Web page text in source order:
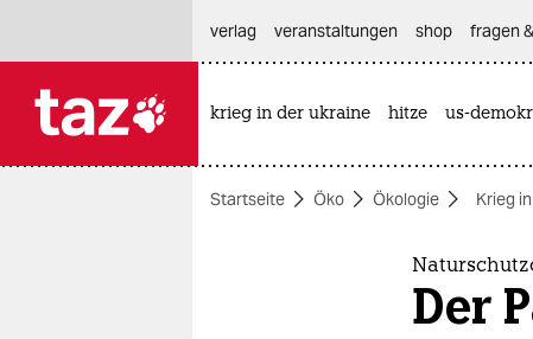
themen
verlag
veranstaltungen shop fragen
krieg in der ukraine hitze us-
Startseite Öko Ökologie Krieg
Der